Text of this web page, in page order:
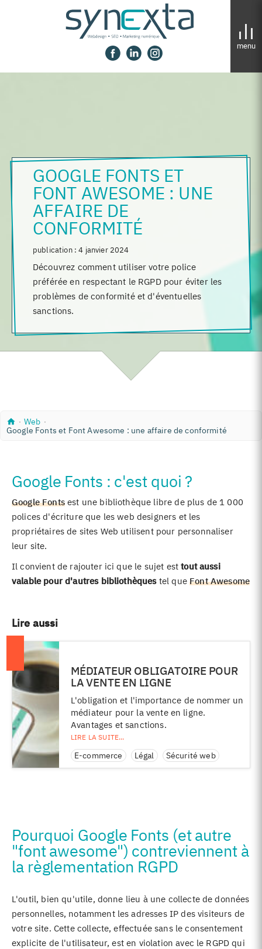
Panneau de gestion des cookies
GOOGLE FONTS ET
FONT AWESOME : UNE
AFFAIRE DE
CONFORMITÉ
publication :4 janvier 2024
Découvrez comment utiliser votre police
préférée en respectant le RGPD pour éviter les
problèmes de conformité et d'éventuelles
sanctions.
A
c
∙ W
e
Web ∙
Google Fonts et Font Awesome : une affaire de conformité
Google Fonts : c'est quoi ?
Google Fontsest une bibliothèque libre de plus de 1 000
polices d'écriture que les web designers et les
propriétaires de sites Web utilisent pour personnaliser
leur site.
Il convient de rajouter ici que le sujet esttout aussi
valable pour d'autres bibliothèquestel queFont Awesome
Lire aussi
MÉDIATEUR OBLIGATOIRE POUR
LA VENTE EN LIGNE
L'obligation et l'importance de nommer un
médiateur pour la vente en ligne.
Avantages et sanctions.
E-commerce Légal Sécurité web
Pourquoi Google Fonts (et autre
"font awesome") contreviennent à
la règlementation RGPD
L'outil, bien qu'utile, donne lieu à une collecte de données
personnelles, notamment les adresses IP des visiteurs de
votre site. Cette collecte, effectuée sans le consentement
explicite de l'utilisateur, est en violation avec le RGPD qui